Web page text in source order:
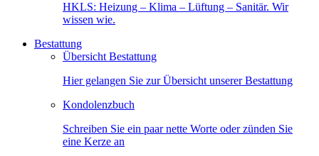
HKLS: Heizung – Klima – Lüftung – Sanitär. Wir
wissen wie.
Bestattung
Übersicht Bestattung
Hier gelangen Sie zur Übersicht unserer Bestattung
Kondolenzbuch
Schreiben Sie ein paar nette Worte oder zünden Sie
eine Kerze an